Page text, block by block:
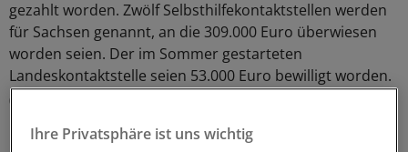
gezahlt worden. Zwölf Selbsthilfekontaktstellen werden
für Sachsen genannt, an die 309.000 Euro überwiesen
worden seien. Der im Sommer gestarteten
Landeskontaktstelle seien 53.000 Euro bewilligt worden.
(sve)
Ihre Privatsphäre ist uns wichtig